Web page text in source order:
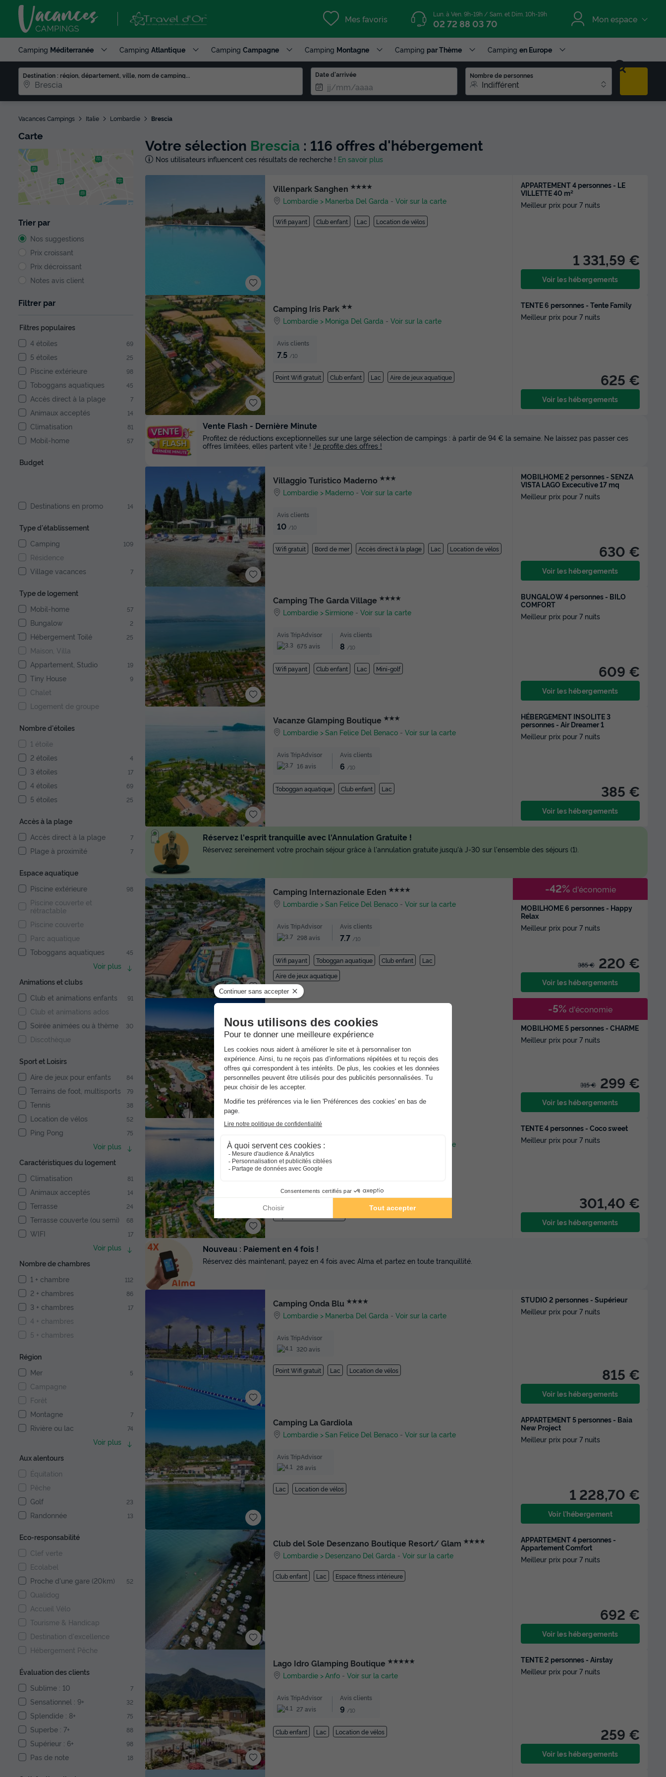
Mes favoris Lun. à Ven. 9h-19h / Sam. et Dim. 10h-19h
02 72 88 03 70 Mon espace
Camping Méditerranée Camping Atlantique Camping Campagne Camping Montagne Camping par Thème Camping en Europe
Destination : région, département, ville, nom de camping... Date d'arrivée Nombre de personnes
Indifférent
Vacances Campings Italie Lombardie Brescia
Carte
Trier par
Nos suggestions
Prix croissant
Prix décroissant
Notes avis client
Filtrer par
Filtres populaires
4 étoiles
69
5 étoiles 25
Piscine extérieure 98
Toboggans aquatiques 45
Accès direct à la plage 7
Animaux acceptés 14
Climatisation 81
Mobil-home 57
Budget
Destinations en promo 14
Type d'établissement
Camping
109
Résidence
Village vacances
7
Type de logement
Mobil-home
57
Bungalow 2
Hébergement Toilé 25
Maison, Villa
Appartement, Studio
19
Tiny House 9
Chalet
Logement de groupe
Nombre d'étoiles
1 étoile
2 étoiles
4
3 étoiles 17
4 étoiles 69
5 étoiles 25
Accès à la plage
Accès direct à la plage
7
Plage à proximité 7
Espace aquatique
Piscine extérieure
98
Piscine couverte et
rétractable
Piscine couverte
Parc aquatique
Toboggans aquatiques
45
Voir plus
Animations et clubs
Club et animations enfants
91
Club et animations ados
Soirée animées ou à thème
30
Discothèque
Sport et Loisirs
Aire de jeux pour enfants
84
Terrains de foot, multisports 79
Tennis 38
Location de vélos 52
Ping Pong 75
Voir plus
Caractéristiques du logement
Climatisation
81
Animaux acceptés 14
Terrasse 24
Terrasse couverte (ou semi) 68
WIFI 17
Voir plus
Nombre de chambres
1 + chambre
112
2 + chambres 86
3 + chambres 17
4 + chambres
5 + chambres
Région
Mer
5
Campagne
Forêt
Montagne
7
Rivière ou lac 74
Voir plus
Aux alentours
Équitation
Pêche
Golf
23
Randonnée 13
Eco-responsabilité
Clef verte
Ecolabel
Proche d'une gare (20km)
52
Qualidog
Accueil Vélo
Tourisme & Handicap
Destination d'excellence
Hébergement Pêche
Évaluation des clients
Sublime : 10
7
Sensationnel : 9+ 32
Splendide : 8+ 75
Superbe : 7+ 88
Supérieur : 6+ 98
Pas de note 18
Votre sélection Brescia : 116 offres d'hébergement
Nos utilisateurs influencent ces résultats de recherche ! En savoir plus
Villenpark Sanghen ★★★★
Lombardie Manerba Del Garda -Voir sur la carte
Wifi payant Club enfant Lac Location de vélos
APPARTEMENT 4 personnes - LE
VILLETTE 40 m²
Meilleur prix pour 7 nuits
1 331,59 €
Voir les hébergements
Camping Iris Park ★★
Lombardie Moniga Del Garda -Voir sur la carte
Avis clients
7.5 /10
Point Wifi gratuit Club enfant Lac Aire de jeux aquatique
TENTE 6 personnes - Tente Family
Meilleur prix pour 7 nuits
625 €
Voir les hébergements
Villaggio Turistico Maderno ★★★
Lombardie Maderno -Voir sur la carte
Avis clients
10 /10
Wifi gratuit Bord de mer Accès direct à la plage Lac Location de vélos
MOBILHOME 2 personnes - SENZA
VISTA LAGO Excecutive 17 mq
Meilleur prix pour 7 nuits
630 €
Voir les hébergements
Camping The Garda Village ★★★★
Lombardie Sirmione -Voir sur la carte
Avis TripAdvisor
675 avis
Avis clients
8 /10
Wifi payant Club enfant Lac Mini-golf
BUNGALOW 4 personnes - BILO
COMFORT
Meilleur prix pour 7 nuits
609 €
Voir les hébergements
Vacanze Glamping Boutique ★★★
Lombardie San Felice Del Benaco -Voir sur la carte
Avis TripAdvisor
16 avis
Avis clients
6 /10
Toboggan aquatique Club enfant Lac
HÉBERGEMENT INSOLITE 3
personnes - Air Dreamer 1
Meilleur prix pour 7 nuits
385 €
Voir les hébergements
Camping Internazionale Eden ★★★★
Lombardie San Felice Del Benaco -Voir sur la carte
Avis TripAdvisor
298 avis
Avis clients
7.7 /10
Wifi payant Toboggan aquatique Club enfant
Lac
Aire de jeux aquatique
MOBILHOME 6 personnes - Happy
Relax
Meilleur prix pour 7 nuits
385 € 220 €
-42% d'économie
Voir les hébergements
Lombardie Manerba Del Garda
Avis TripAdvisor
102 avis
Avis clients
8.2 /10
Lac
MOBILHOME 5 personnes - CHARME
Meilleur prix pour 7 nuits
315 € 299 €
-5% d'économie
Voir les hébergements
Lombardie Voir sur la carte
Avis TripAdvisor
Point Wifi gratuit Club enfant Lac
Location de vélos
TENTE 4 personnes - Coco sweet
Meilleur prix pour 7 nuits
301,40 €
Voir les hébergements
Camping Onda Blu ★★★★
Lombardie Manerba Del Garda -Voir sur la carte
Avis TripAdvisor
320 avis
Point Wifi gratuit Lac Location de vélos
STUDIO 2 personnes - Supérieur
Meilleur prix pour 7 nuits
815 €
Voir les hébergements
Camping La Gardiola
Lombardie San Felice Del Benaco -Voir sur la carte
Avis TripAdvisor
28 avis
Lac Location de vélos
APPARTEMENT 5 personnes - Baia
New Project
Meilleur prix pour 7 nuits
1 228,70 €
Voir l'hébergement
Club del Sole Desenzano Boutique Resort/ Glam ★★★★
Lombardie Desenzano Del Garda -Voir sur la carte
Club enfant Lac Espace fitness intérieure
APPARTEMENT 4 personnes -
Appartement Comfort
Meilleur prix pour 7 nuits
692 €
Voir les hébergements
Lago Idro Glamping Boutique ★★★★★
Lombardie Anfo -Voir sur la carte
Avis TripAdvisor
27 avis
Avis clients
9 /10
Club enfant Lac Location de vélos
TENTE 2 personnes - Airstay
Meilleur prix pour 7 nuits
259 €
Voir les hébergements
Réservez l'esprit tranquille avec l'Annulation Gratuite !
Réservez sereinement votre prochain séjour grâce à l'annulation gratuite jusqu'à J-30 sur l'ensemble des séjours (1).
Nouveau : Paiement en 4 fois !
Réservez dès maintenant, payez en 4 fois avec Alma et partez en toute tranquillité.
Vente Flash - Dernière Minute
Profitez de réductions exceptionnelles sur une large sélection de campings : à partir de 94 € la semaine. Ne laissez pas passer ces
offres limitées, elles partent vite ! Je profite des offres !